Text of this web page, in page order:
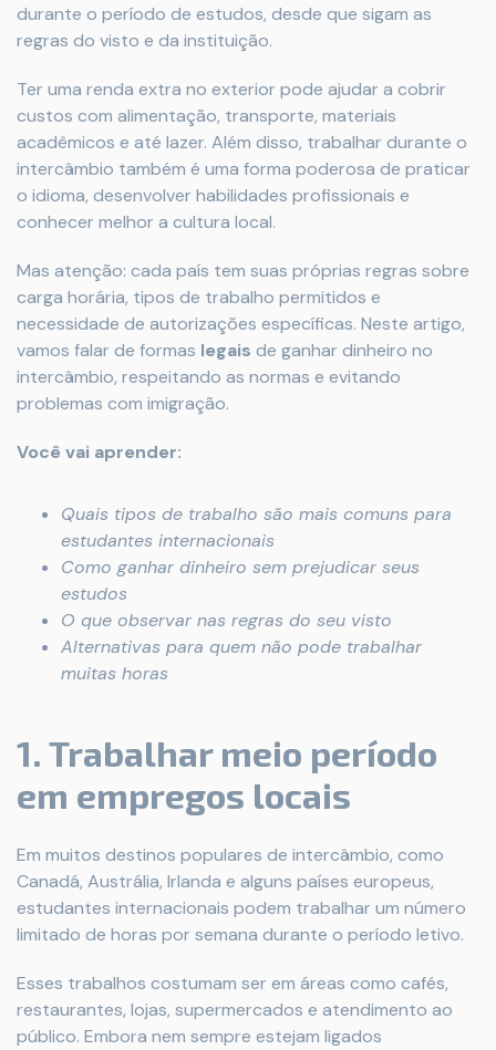
durante o período de estudos, desde que sigam as
regras do visto e da instituição.
Ter uma renda extra no exterior pode ajudar a cobrir
custos com alimentação, transporte, materiais
acadêmicos e até lazer. Além disso, trabalhar durante o
intercâmbio também é uma forma poderosa de praticar
o idioma, desenvolver habilidades profissionais e
conhecer melhor a cultura local.
Mas atenção: cada país tem suas próprias regras sobre
carga horária, tipos de trabalho permitidos e
necessidade de autorizações específicas. Neste artigo,
vamos falar de formas legais de ganhar dinheiro no
intercâmbio, respeitando as normas e evitando
problemas com imigração.
Você vai aprender:
Quais tipos de trabalho são mais comuns para
estudantes internacionais
Como ganhar dinheiro sem prejudicar seus
estudos
O que observar nas regras do seu visto
Alternativas para quem não pode trabalhar
muitas horas
1. Trabalhar meio período
em empregos locais
Em muitos destinos populares de intercâmbio, como
Canadá, Austrália, Irlanda e alguns países europeus,
estudantes internacionais podem trabalhar um número
limitado de horas por semana durante o período letivo.
Esses trabalhos costumam ser em áreas como cafés,
restaurantes, lojas, supermercados e atendimento ao
público. Embora nem sempre estejam ligados